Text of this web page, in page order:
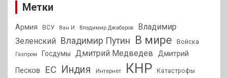
Метки
Армия ВСУ Ван И Владимир Джабаров
Владимир
Зеленский Владимир Путин В мире Войска
Газпром Госдумы Дмитрий Медведев Дмитрий
Песков
ЕС Индия Интернет КНР Катастрофы